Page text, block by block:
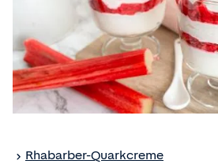
Rhabarber-Quarkcreme